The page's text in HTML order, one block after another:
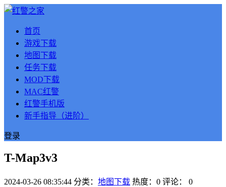
首页
游戏下载
地图下载
任务下载
MOD下载
MAC红警
红警手机版
新手指导（进阶）
登录
T-Map3v3
2024-03-26 08:35:44 分类： 地图下载 热度：0 评论：
0